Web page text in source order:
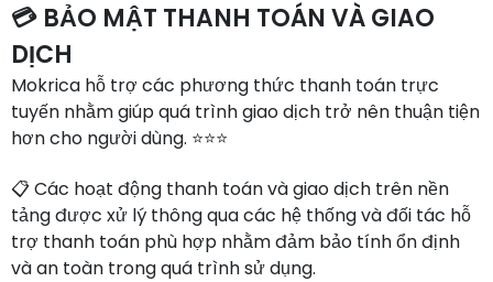
💳 BẢO MẬT THANH TOÁN VÀ GIAO
DỊCH
Mokrica hỗ trợ các phương thức thanh toán trực
tuyến nhằm giúp quá trình giao dịch trở nên thuận tiện
hơn cho người dùng. ⭐⭐⭐
📋 Các hoạt động thanh toán và giao dịch trên nền
tảng được xử lý thông qua các hệ thống và đối tác hỗ
trợ thanh toán phù hợp nhằm đảm bảo tính ổn định
và an toàn trong quá trình sử dụng.